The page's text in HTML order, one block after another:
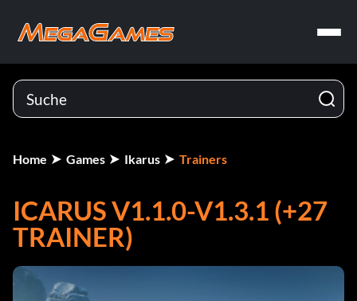
Home Games Ikarus Trainers
ICARUS V1.1.0-V1.3.1 (+27
TRAINER)